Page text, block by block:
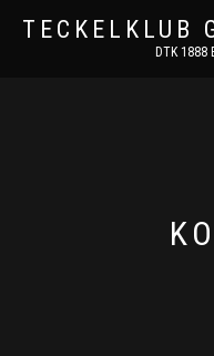
TECKELKLUB
DTK 1888